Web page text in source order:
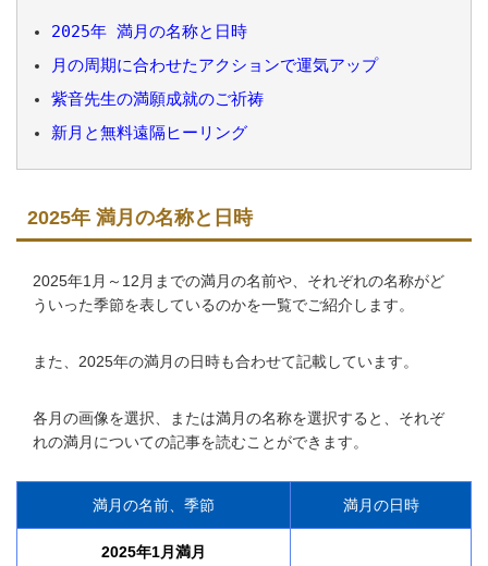
2025年 満月の名称と日時
月の周期に合わせたアクションで運気アップ
紫音先生の満願成就のご祈祷
新月と無料遠隔ヒーリング
2025年 満月の名称と日時
2025年1月～12月までの満月の名前や、それぞれの名称がど
ういった季節を表しているのかを一覧でご紹介します。
また、2025年の満月の日時も合わせて記載しています。
各月の画像を選択、または満月の名称を選択すると、それぞ
れの満月についての記事を読むことができます。
満月の名前、季節 満月の日時
2025年1月満月